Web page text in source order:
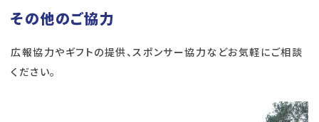
その他のご協力
広報協力やギフトの提供、スポンサー協力などお気軽にご相談
ください。